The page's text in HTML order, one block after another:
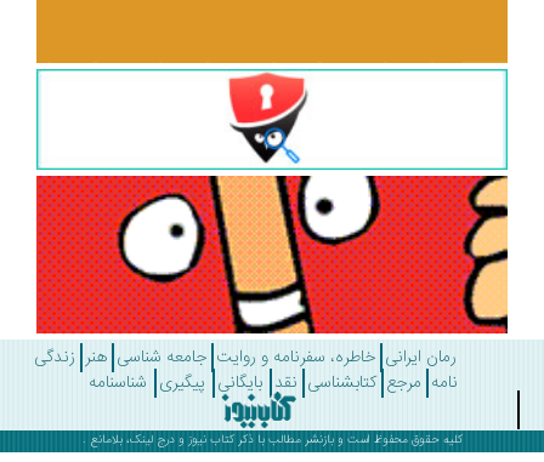
رمان ایرانی خاطره، سفرنامه و روایت جامعه شناسی هنر زندگی
مرجع کتابشناسی نقد بایگانی پیگیری شناسنامه
کلیه حقوق محفوظ است و بازنشر مطالب با ذکرکتاب نیوز و درج لینک، بلامانع .